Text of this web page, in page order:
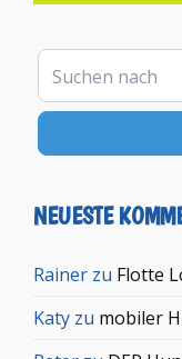
Suchen nach
NEUESTE
Rainer zu Flotte
Katy zu mobiler